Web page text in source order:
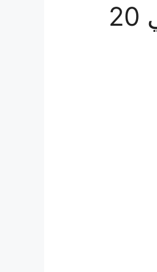
كيف تجعل قراءتك 300% أسرع في 20